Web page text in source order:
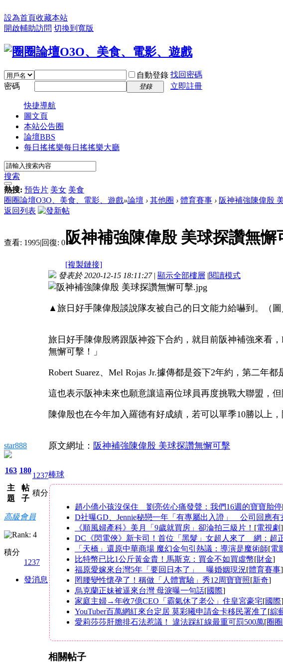
設為首頁收藏本站
開啟輔助訪問 切換到寬版
自動登錄 找回密碼
密碼
登錄 立即註冊
快捷導航
圖文頁
本站公告圈
論壇BBS
每日搖搖樂每日搖搖樂大廳
搜索
熱搜: 預告片 美女 美食
圈圈論壇O3O、美食、電影、遊戲»論壇 › 其他圈 › 體育賽事 › 阪神補強陳偉殷
返回列表
查看: 1995|回復: 0 阪神補強陳偉殷 美球探讚無懈
[複製鏈接]
star888
163
主
題
180
帖
子
1237
積分
高級會員
積分
1237
發消息
發表於 2020-12-15 18:11:27 | 顯示全部樓層 |閱讀模式
▲旅日好手陳偉殷談說隊友被自己的日文能力給嚇到。（圖
旅日好手陳偉殷將跟阪神簽下合約，就目前阪神補強來看，
無懈可擊！」
Robert Suarez、Mel Rojas Jr.據傳都是簽下2年約，第二年
這也表示阪神未來也願意讓這兩位球員再度挑戰大聯盟，但
陳偉殷也在今年加入羅德有好成績，若可以單季10勝以上
原文網址： 阪神補強陳偉殷 美球探讚無懈可擊
棒球
趙小僑小孩沒保住 劉亮佐心痛發聲：我們16週的寶寶胎停
D社曝GD、Jennie秘戀一年「有專屬出入證」 公司回應有
《順風婦產科》美月「9歲就買房」卻淪拍三級片！ [電視劇]
DC《閃電俠》新卡司！首位「黑髮」女超人來了 網：超
「天橋」還原中華商場 魔幻金句引熱議：導演是魔術師[電
比特幣已比1公斤黃金貴！馬斯克：買金不如買虛幣[財金]
福原愛嫁來台灣5年「要回日本了」 曝婚姻現況[體育賽事]
罔腰變性懷孕了！稱做「人體實驗」秀12周寶寶照[新奇]
烏克蘭正妹被逼來台灣 母淚曝一句話[國際]
家庭主婦→年收7億CEO「霸氣休了老公」住皇宮豪宅[國際]
YouTuber百萬網紅來台定居 莫彩曦申請金卡移民署准了[綜
愛莉莎莎肝膽排石法惹議！ 違法踩紅線最重可罰500萬[圈
相關帖子